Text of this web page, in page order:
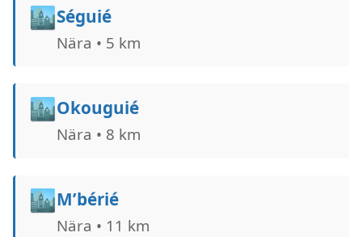
🏙️Séguié
Nära • 5 km
🏙️Okouguié
Nära • 8 km
🏙️M’bérié
Nära • 11 km